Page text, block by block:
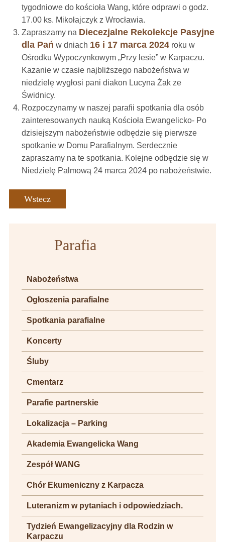
tygodniowe do kościoła Wang, które odprawi o godz.
17.00 ks. Mikołajczyk z Wrocławia.
Zapraszamy na Diecezjalne Rekolekcje Pasyjne
dla Pań w dniach 16 i 17 marca 2024roku w
Ośrodku Wypoczynkowym „Przy lesie” w Karpaczu.
Kazanie w czasie najbliższego nabożeństwa w
niedzielę wygłosi pani diakon Lucyna Żak ze
Świdnicy.
Rozpoczynamy w naszej parafii spotkania dla osób
zainteresowanych nauką Kościoła Ewangelicko- Po
dzisiejszym nabożeństwie odbędzie się pierwsze
spotkanie w Domu Parafialnym. Serdecznie
zapraszamy na te spotkania. Kolejne odbędzie się w
Niedzielę Palmową 24 marca 2024 po nabożeństwie.
Wstecz
Parafia
Nabożeństwa
Ogłoszenia parafialne
Spotkania parafialne
Koncerty
Śluby
Cmentarz
Parafie partnerskie
Lokalizacja – Parking
Akademia Ewangelicka Wang
Zespół WANG
Chór Ekumeniczny z Karpacza
Luteranizm w pytaniach i odpowiedziach.
Tydzień Ewangelizacyjny dla Rodzin w
Karpaczu